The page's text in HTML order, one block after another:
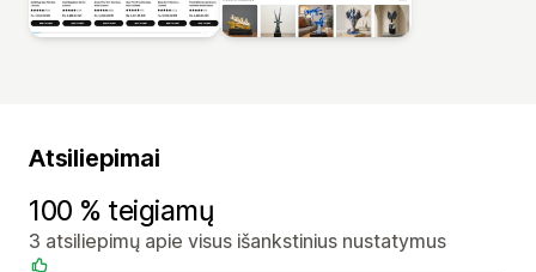
Atsiliepimai
100 % teigiamų
3 atsiliepimų apie visus išankstinius nustatymus